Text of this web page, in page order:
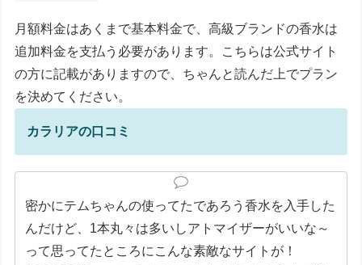
月額料金はあくまで基本料金で、高級ブランドの香水は
追加料金を支払う必要があります。こちらは公式サイト
の方に記載がありますので、ちゃんと読んだ上でプラン
を決めてください。
カラリアの口コミ
密かにテムちゃんの使ってたであろう香水を入手した
んだけど、1本丸々は多いしアトマイザーがいいな～
って思ってたところにこんな素敵なサイトが！